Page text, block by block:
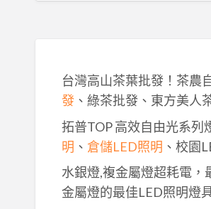
台灣高山茶葉批發！茶農
發、綠茶批發、東方美人
拓普TOP 高效自由光系
明 、 倉儲LED照明 、校園
水銀燈,複金屬燈超耗電
金屬燈的最佳LED照明燈